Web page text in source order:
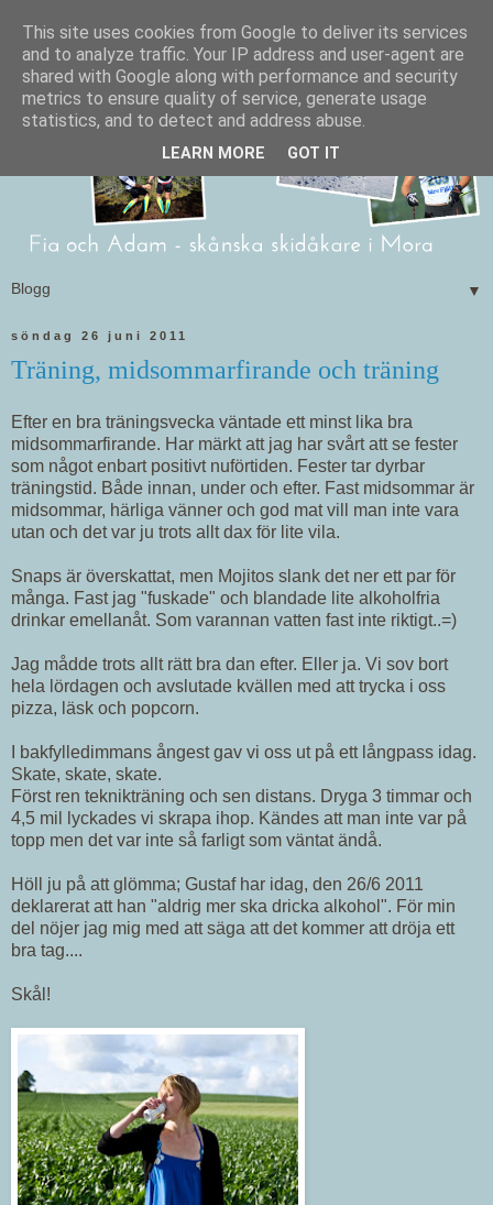
▼
söndag 26 juni 2011
Träning, midsommarfirande och träning
Efter en bra träningsvecka väntade ett minst lika bra
midsommarfirande. Har märkt att jag har svårt att se fester
som något enbart positivt nuförtiden. Fester tar dyrbar
träningstid. Både innan, under och efter. Fast midsommar är
midsommar, härliga vänner och god mat vill man inte vara
utan och det var ju trots allt dax för lite vila.
Snaps är överskattat, men Mojitos slank det ner ett par för
många. Fast jag "fuskade" och blandade lite alkoholfria
drinkar emellanåt. Som varannan vatten fast inte riktigt..=)
Jag mådde trots allt rätt bra dan efter. Eller ja. Vi sov bort
hela lördagen och avslutade kvällen med att trycka i oss
pizza, läsk och popcorn.
I bakfylledimmans ångest gav vi oss ut på ett långpass idag.
Skate, skate, skate.
Först ren teknikträning och sen distans. Dryga 3 timmar och
4,5 mil lyckades vi skrapa ihop. Kändes att man inte var på
topp men det var inte så farligt som väntat ändå.
Höll ju på att glömma; Gustaf har idag, den 26/6 2011
deklarerat att han "aldrig mer ska dricka alkohol". För min
del nöjer jag mig med att säga att det kommer att dröja ett
bra tag....
Skål!
This site uses cookies from Google to deliver its services
and to analyze traffic. Your IP address and user-agent are
shared with Google along with performance and security
metrics to ensure quality of service, generate usage
statistics, and to detect and address abuse.
LEARN MORE GOT IT